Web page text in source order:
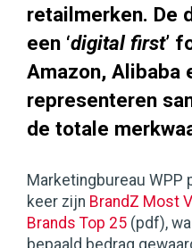
retailmerken. De
een ‘digital first’
Amazon, Alibaba
representeren
de totale
Marketingbureau
keer zijn BrandZ Most
Brands Top 25 (pdf),